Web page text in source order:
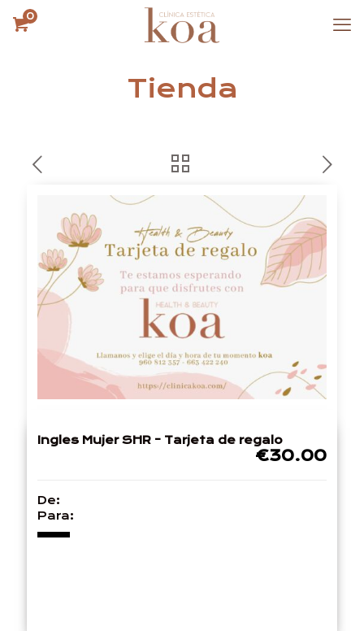
0
Tienda
Ingles Mujer SHR - Tarjeta de regalo
€30.00
De:
Para: